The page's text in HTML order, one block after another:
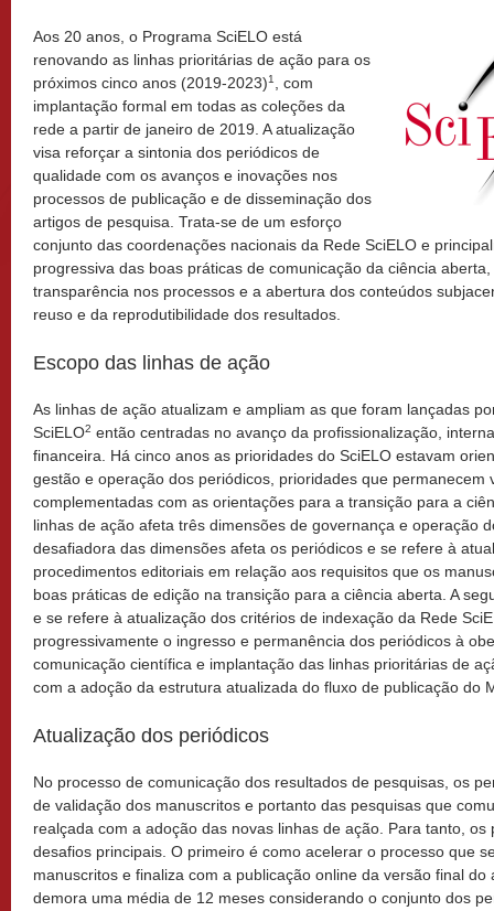
Aos 20 anos, o Programa SciELO está
renovando as linhas prioritárias de ação para os
próximos cinco anos (2019-2023)1
, com
implantação formal em todas as coleções da
rede a partir de janeiro de 2019. A atualização
visa reforçar a sintonia dos periódicos de
qualidade com os avanços e inovações nos
processos de publicação e de disseminação dos
artigos de pesquisa. Trata-se de um esforço
conjunto das coordenações nacionais da Rede SciELO e
progressiva das boas práticas de comunicação da ciência
transparência nos processos e a abertura dos conteúdos
reuso e da reprodutibilidade dos resultados.
Escopo das linhas de ação
As linhas de ação atualizam e ampliam as que foram lançadas
SciELO2 então centradas no avanço da profissionalização,
financeira. Há cinco anos as prioridades do SciELO estavam
gestão e operação dos periódicos, prioridades que permanecem
complementadas com as orientações para a transição para a
linhas de ação afeta três dimensões de governança e operação
desafiadora das dimensões afeta os periódicos e se refere à
procedimentos editoriais em relação aos requisitos que os
boas práticas de edição na transição para a ciência aberta. A
e se refere à atualização dos critérios de indexação da Rede
progressivamente o ingresso e permanência dos periódicos à
comunicação científica e implantação das linhas prioritárias de
com a adoção da estrutura atualizada do fluxo de publicação do
Atualização dos periódicos
No processo de comunicação dos resultados de pesquisas, os
de validação dos manuscritos e portanto das pesquisas que
realçada com a adoção das novas linhas de ação. Para tanto,
desafios principais. O primeiro é como acelerar o processo que
manuscritos e finaliza com a publicação online da versão final
demora uma média de 12 meses considerando o conjunto dos